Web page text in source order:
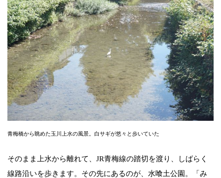
青梅橋から眺めた玉川上水の風景。白サギが悠々と歩いていた
そのまま上水から離れて、JR青梅線の踏切を渡り、しばらく
線路沿いを歩きます。その先にあるのが、水喰土公園。「み